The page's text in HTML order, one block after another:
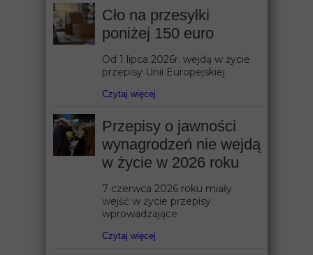
Cło na przesyłki
poniżej 150 euro
Od 1 lipca 2026r. wejdą w życie
przepisy Unii Europejskiej
Czytaj więcej
Przepisy o jawności
wynagrodzeń nie wejdą
w życie w 2026 roku
7 czerwca 2026 roku miały
wejść w życie przepisy
wprowadzające
Czytaj więcej